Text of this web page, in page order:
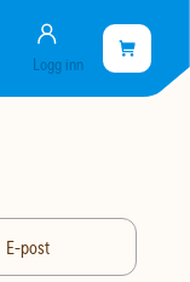
Konto
Logg inn
er
tom
E-post